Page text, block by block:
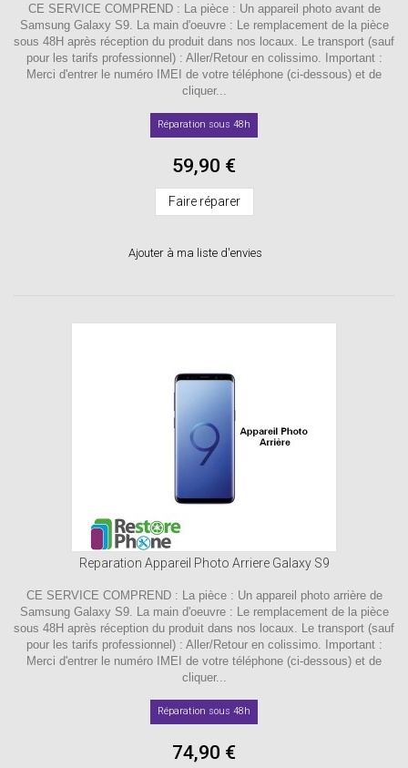
CE SERVICE COMPREND : La pièce : Un appareil photo avant de
Samsung Galaxy S9. La main d'oeuvre : Le remplacement de la pièce
sous 48H après réception du produit dans nos locaux. Le transport (sauf
pour les tarifs professionnel) : Aller/Retour en colissimo. Important :
Merci d'entrer le numéro IMEI de votre téléphone (ci-dessous) et de
cliquer...
Réparation sous 48h
59,90 €
Faire réparer
Ajouter à ma liste d'envies
Reparation Appareil Photo Arriere Galaxy S9
CE SERVICE COMPREND : La pièce : Un appareil photo arrière de
Samsung Galaxy S9. La main d'oeuvre : Le remplacement de la pièce
sous 48H après réception du produit dans nos locaux. Le transport (sauf
pour les tarifs professionnel) : Aller/Retour en colissimo. Important :
Merci d'entrer le numéro IMEI de votre téléphone (ci-dessous) et de
cliquer...
Réparation sous 48h
74,90 €